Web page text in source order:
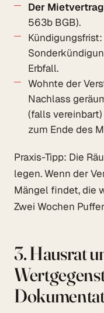
Der
563b BGB).
Kündigungsfrist:
Erbfall.
Wohnte der
Nachlass
(falls
zum Ende des
Praxis-Tipp: Die
legen. Wenn der
Mängel findet, die
Zwei Wochen
3. Hausrat